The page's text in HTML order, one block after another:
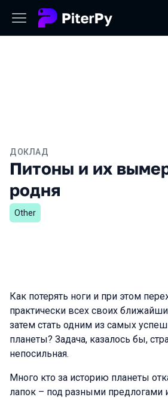
ДОКЛАД
Питоны и их
родня
Other
Как потерять ноги и при этом
практически всех своих
затем стать одним из самых
планеты? Задача, казалось бы,
непосильная.
Много кто за историю планеты
лапок – под разными предлогами